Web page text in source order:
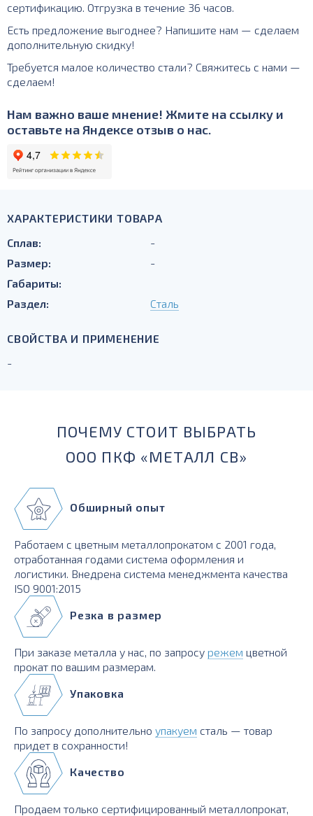
сертификацию. Отгрузка в течение 36 часов.
Есть предложение выгоднее? Напишите нам — сделаем
дополнительную скидку!
Требуется малое количество стали? Свяжитесь с нами —
сделаем!
Нам важно ваше мнение! Жмите на ссылку и
оставьте на Яндексе отзыв о нас.
ХАРАКТЕРИСТИКИ ТОВАРА
Сплав:
-
Размер:
-
Габариты:
Раздел:
Сталь
СВОЙСТВА И ПРИМЕНЕНИЕ
-
ПОЧЕМУ СТОИТ ВЫБРАТЬ
ООО ПКФ «МЕТАЛЛ СВ»
Обширный опыт
Работаем с цветным металлопрокатом с 2001 года,
отработанная годами система оформления и
логистики. Внедрена система менеджмента качества
ISO 9001:2015
Резка в размер
При заказе металла у нас, по запросу режем цветной
прокат по вашим размерам.
Упаковка
По запросу дополнительно упакуем сталь — товар
придет в сохранности!
Качество
Продаем только сертифицированный металлопрокат,